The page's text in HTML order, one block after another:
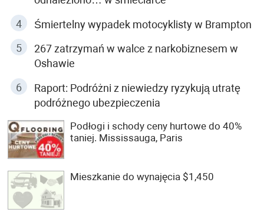
Śmiertelny wypadek motocyklisty w Brampton
267 zatrzymań w walce z narkobiznesem w
Oshawie
Raport: Podróżni z niewiedzy ryzykują utratę
podróżnego ubezpieczenia
Podłogi i schody ceny hurtowe do 40%
taniej. Mississauga, Paris
Mieszkanie do wynajęcia $1,450